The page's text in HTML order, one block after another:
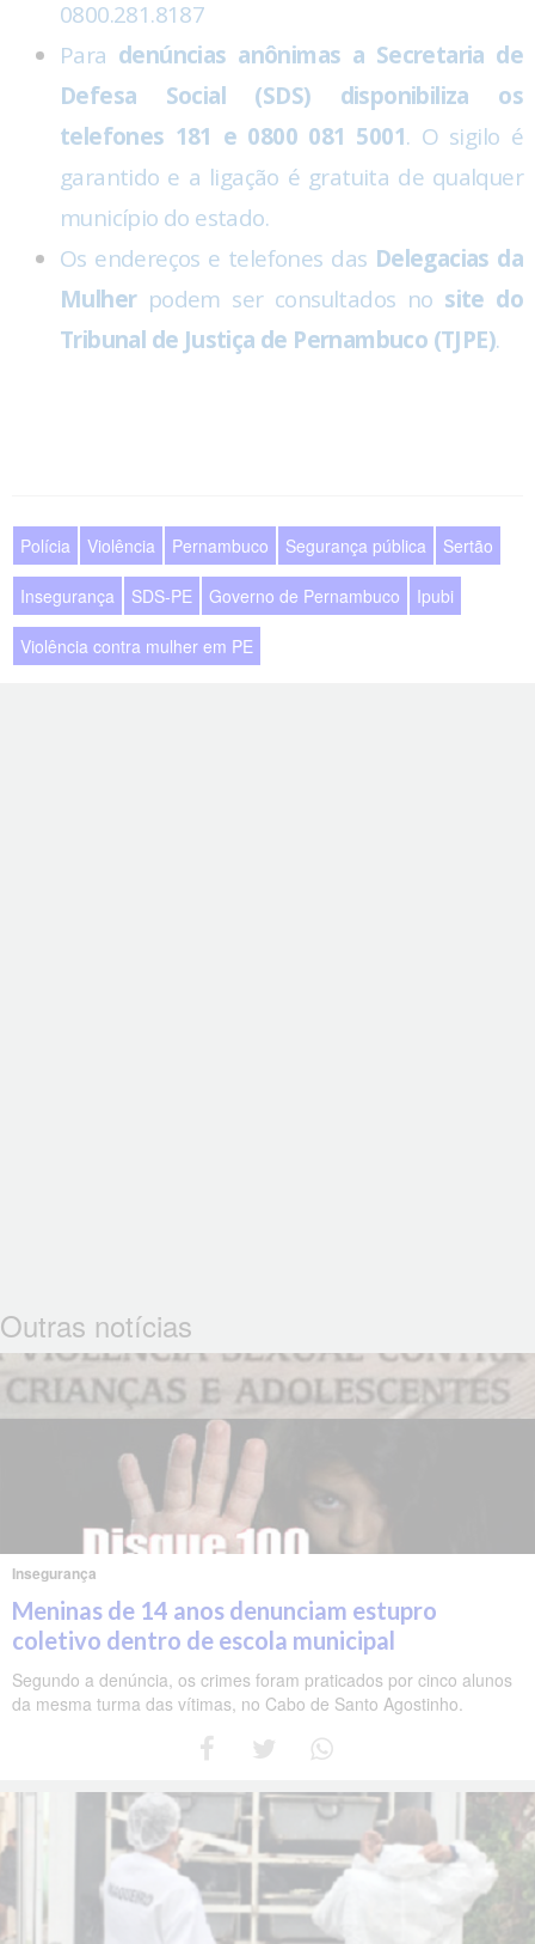
0800.281.8187
Para denúncias anônimas a Secretaria de
Defesa Social (SDS) disponibiliza os
telefones 181 e 0800 081 5001. O sigilo é
garantido e a ligação é gratuita de qualquer
município do estado.
Os endereços e telefones das Delegacias da
Mulherpodem ser consultados no site do
Tribunal de Justiça de Pernambuco (TJPE).
Polícia Violência Pernambuco Segurança pública Sertão
Insegurança SDS-PE Governo de Pernambuco Ipubi
Violência contra mulher em PE
Outras notícias
Insegurança
Meninas de 14 anos denunciam estupro
coletivo dentro de escola municipal
Segundo a denúncia, os crimes foram praticados por cinco alunos
da mesma turma das vítimas, no Cabo de Santo Agostinho.